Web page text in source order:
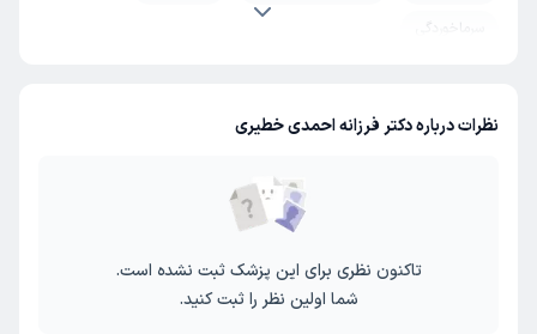
سرماخوردگی
نظرات درباره دکتر فرزانه احمدی خطیری
تاکنون نظری برای این پزشک ثبت نشده است.
شما اولین نظر را ثبت کنید.